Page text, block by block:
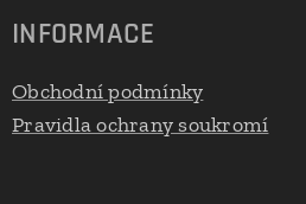
INFORMACE
Obchodní podmínky
Pravidla ochrany soukromí